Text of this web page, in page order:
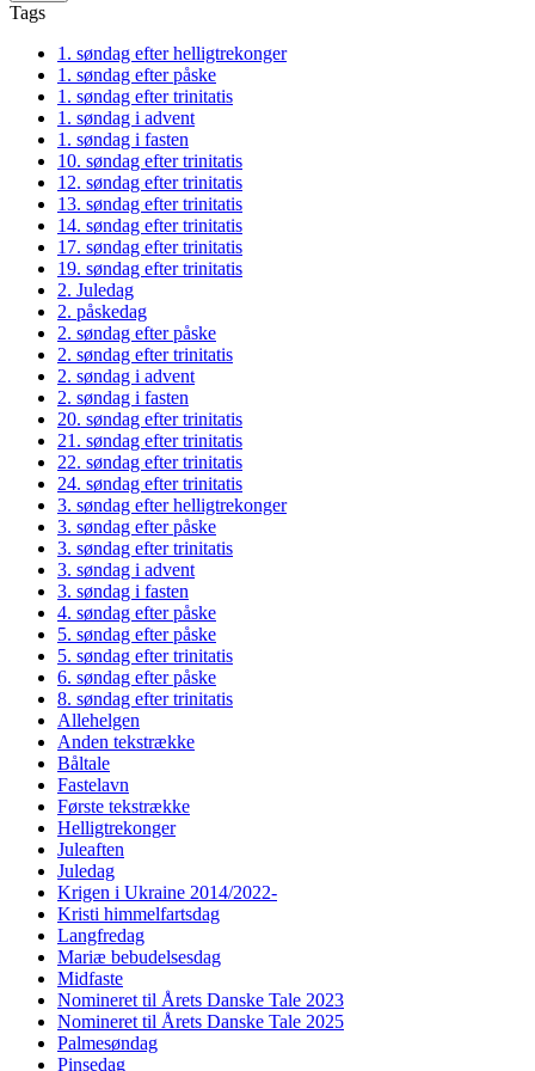
Tags
1. søndag efter helligtrekonger
1. søndag efter påske
1. søndag efter trinitatis
1. søndag i advent
1. søndag i fasten
10. søndag efter trinitatis
12. søndag efter trinitatis
13. søndag efter trinitatis
14. søndag efter trinitatis
17. søndag efter trinitatis
19. søndag efter trinitatis
2. Juledag
2. påskedag
2. søndag efter påske
2. søndag efter trinitatis
2. søndag i advent
2. søndag i fasten
20. søndag efter trinitatis
21. søndag efter trinitatis
22. søndag efter trinitatis
24. søndag efter trinitatis
3. søndag efter helligtrekonger
3. søndag efter påske
3. søndag efter trinitatis
3. søndag i advent
3. søndag i fasten
4. søndag efter påske
5. søndag efter påske
5. søndag efter trinitatis
6. søndag efter påske
8. søndag efter trinitatis
Allehelgen
Anden tekstrække
Båltale
Fastelavn
Første tekstrække
Helligtrekonger
Juleaften
Juledag
Krigen i Ukraine 2014/2022-
Kristi himmelfartsdag
Langfredag
Mariæ bebudelsesdag
Midfaste
Nomineret til Årets Danske Tale 2023
Nomineret til Årets Danske Tale 2025
Palmesøndag
Pinsedag